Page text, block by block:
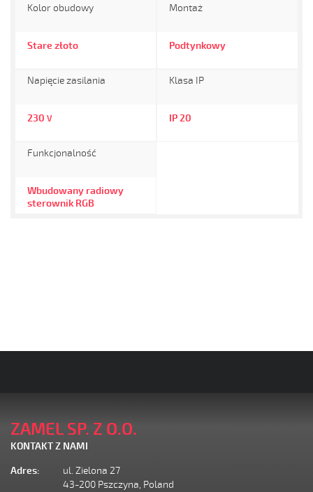
Kolor obudowy
Stare złoto
Montaż
Podtynkowy
Napięcie zasilania
230 V
Klasa IP
IP 20
Funkcjonalność
Wbudowany radiowy
sterownik RGB
ZAMEL SP. Z O.O.
KONTAKT Z NAMI
Adres:
ul. Zielona 27
43-200 Pszczyna, Poland